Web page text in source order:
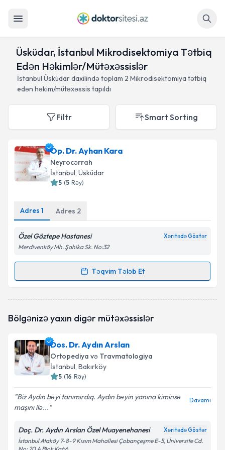
Üsküdar, İstanbul Mikrodisektomiya Tətbiq
Edən Həkimlər/Mütəxəssislər
İstanbul Üsküdar daxilində toplam 2 Mikrodisektomiya tətbiq
edən həkim/mütəxəssis tapıldı
Filtr Smart Sorting
Op. Dr. Ayhan Kara
Neyrocərrah
İstanbul, Üsküdar
5 (5 Rəy)
Adres 1 Adres 2
Özel Göztepe Hastanesi Xəritədə Göstər
Merdivenköy Mh. Şahika Sk. No:32
Təqvim Tələb Et
Randevu Təqvimi Tələbi
tələbi yaradın. Bu mütəxəssisdən randevu ala
məlumatlandırılacaqsınız.
E-poçt Ünvanınız
Şəxsi məlumatlarımın emal edilməsinə dair
məlumatlarımın göstərilən çərçivədə emal
edilməsinə razılıq verirəm.
Bölgənizə yaxın digər mütəxəssislər
Dos. Dr. Aydın Arslan
Ortopediya və Travmatologiya
İstanbul, Bakırköy
5 (16 Rəy)
Biz Aydın bəyi tanımırdıq. Aydın bəyin yanına kiminsə
maşını ilə...
Davamı
Doç. Dr. Aydın Arslan Özel Muayenehanesi Xəritədə Göstər
İstanbul Ataköy 7-8-9 Kısım Mahallesi Çobançeşme E-5, Üniversite Cd.